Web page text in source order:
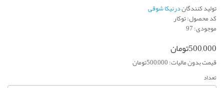
تولید کنندگاندرنیکا شوقی
کد محصول: توکار
موجودی: 97
500,000تومان
قیمت بدون مالیات: 500,000تومان
تعداد